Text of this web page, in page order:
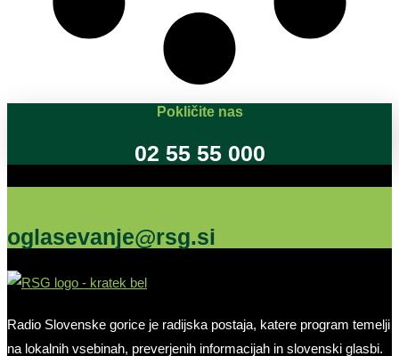
Pokličite nas
02 55 55 000
oglasevanje@rsg.si
Radio Slovenske gorice je radijska postaja, katere program temelji
na lokalnih vsebinah, preverjenih informacijah in slovenski glasbi.